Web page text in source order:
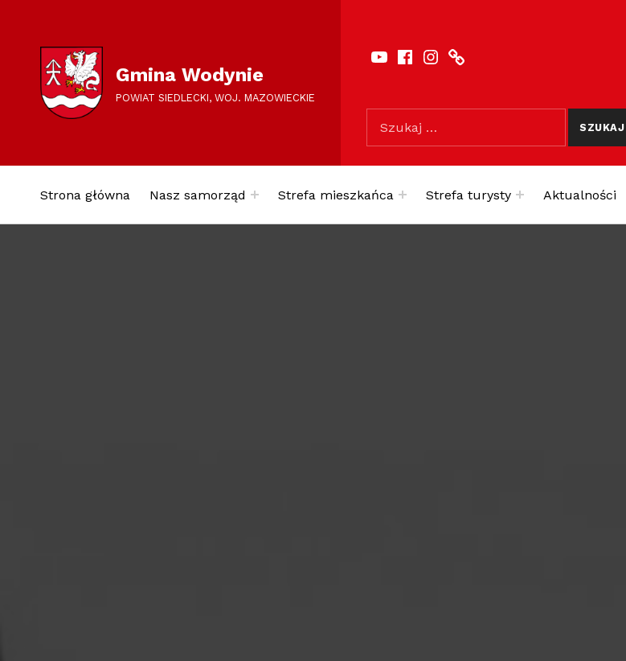
Gmina Wodynie
POWIAT SIEDLECKI, WOJ. MAZOWIECKIE
FACEBOOK
YouTubeFacebook
InstagramSportSiedlce.pl
Szukaj dla:
Strona główna Nasz samorząd Strefa mieszkańca Strefa turysty Aktualności